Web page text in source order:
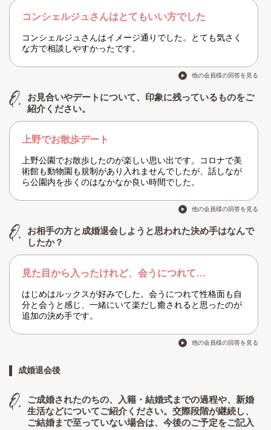
コンシェルジュさんはとてもいい方でした
コンシェルジュさんはイメージ通りでした。とても気さく
な方で相談しやすかったです。
他の会員様の回答を見る
お見合いやデートについて、印象に残っているものをご
紹介ください。
上野でお散歩デート
上野公園でお散歩したのが楽しい思い出です。コロナで美
術館も動物園も規制があり入れませんでしたが、話しなが
ら公園内を歩くのはなかなか良い時間でした。
他の会員様の回答を見る
お相手の方と成婚退会しようと思われた決め手はなんで
したか？
見た目から入ったけれど、会うにつれて…
はじめはルックスが好みでした。会うにつれて性格面も自
分と会うと感じ、一緒にいて楽だし癒されると思ったのが
追加の決め手です。
他の会員様の回答を見る
成婚退会後
ご成婚されたのちの、入籍・結婚式までの過程や、新婚
生活などについてご紹介ください。交際段階が継続し、
ご結婚まで至っていない場合は、今後のご予定をご記入